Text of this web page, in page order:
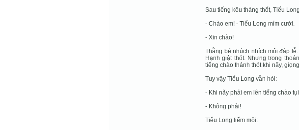
Sau tiếng kêu thảng thốt, Tiểu
- Chào em! - Tiểu Long mỉm cười.
- Xin chào!
Thằng bé nhúch nhích môi đáp
Hạnh giật thót. Nhưng trong
tiếng chào thánh thót khi nãy,
Tuy vậy Tiểu Long vẫn hỏi:
- Khi nãy phải em lên tiếng chào
- Không phải!
Tiểu Long liếm môi: